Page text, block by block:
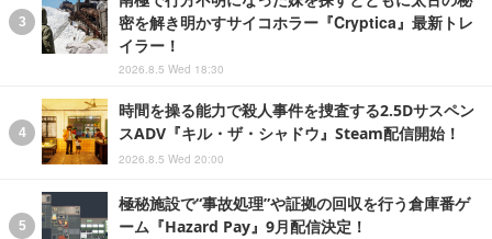
密を解き明かすサイコホラー『Cryptica』最新トレ
イラー！
2026.8.5 Wed 18:30
時間を操る能力で殺人事件を捜査する2.5Dサスペン
スADV『キル・ザ・シャドウ』Steam配信開始！
2026.8.5 Wed 20:00
極秘施設で“事故処理”や証拠の回収を行う倉庫番ゲ
ーム『Hazard Pay』9月配信決定！